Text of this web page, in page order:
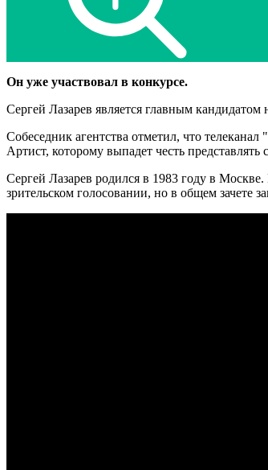
Он уже участвовал в конкурсе.
Сергей Лазарев является главным
Собеседник агентства отметил, что
Артист, которому выпадет честь
Сергей Лазарев родился в 1983 году в
зрительском голосовании, но в общем зачете